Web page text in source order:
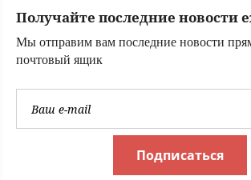
Получайте последние новости
Мы отправим вам последние новости
почтовый ящик
Подписаться